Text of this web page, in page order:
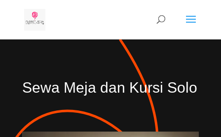
Sewa Meja dan Kursi Solo